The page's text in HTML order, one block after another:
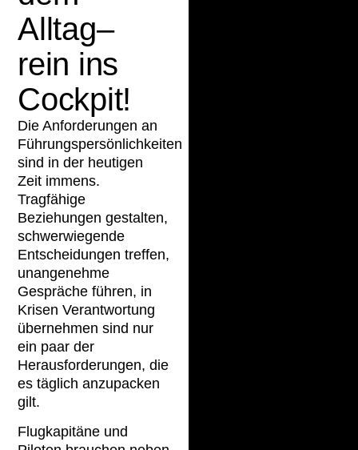
Alltag–
rein ins
Cockpit!
Die Anforderungen an
Führungspersönlichkeiten
sind in der heutigen
Zeit immens.
Tragfähige
Beziehungen gestalten,
schwerwiegende
Entscheidungen treffen,
unangenehme
Gespräche führen, in
Krisen Verantwortung
übernehmen sind nur
ein paar der
Herausforderungen, die
es täglich anzupacken
gilt.
Flugkapitäne und